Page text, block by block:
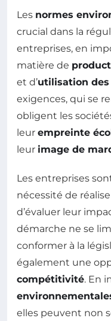
Les normes
crucial dans la
entreprises, en
matière de
et d’utilisation des
exigences, qui se
obligent les
leur empreinte
leur image de
Les entreprises
nécessité de
d’évaluer leur
démarche ne se
conformer à la
également une
compétitivité. En
elles peuvent non